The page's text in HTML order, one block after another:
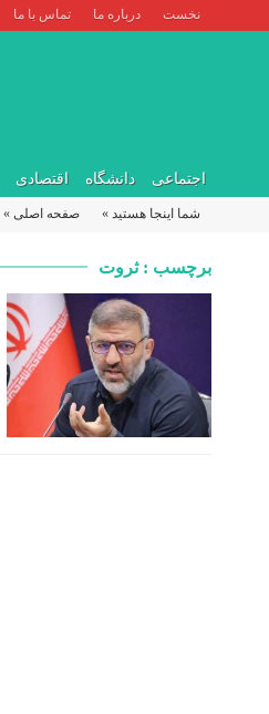
نخست درباره ما تماس با ما
اجتماعی دانشگاه اقتصادی
شما اینجا هستید » صفحه اصلی »
برچسب : ثروت